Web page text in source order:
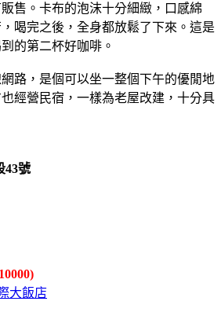
售。卡布的泡沫十分細緻，口感綿
喝完之後，全身都放鬆了下來。這是
的第二杯好咖啡。
路，是個可以坐一整個下午的優閒地
經營民宿，一樣為老屋改建，十分具
43號
大飯店